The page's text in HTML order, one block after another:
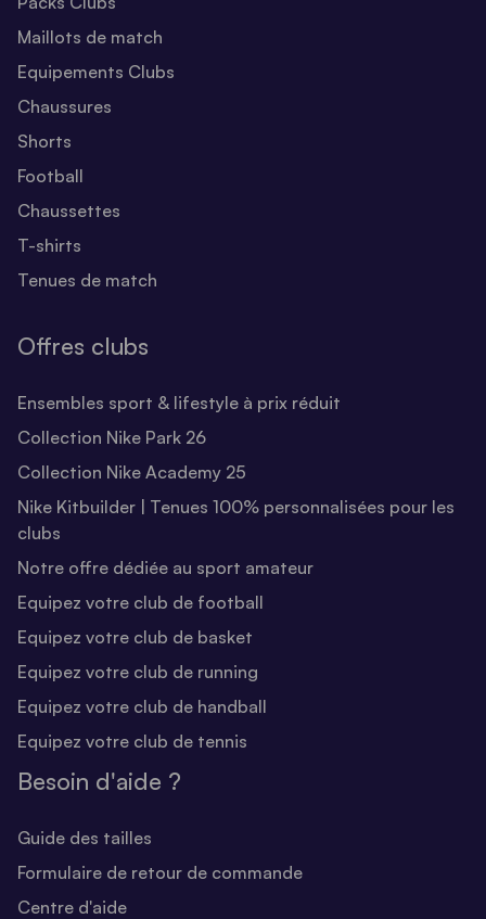
Maillots de match
Equipements Clubs
Chaussures
Shorts
Football
Chaussettes
T-shirts
Tenues de match
Offres clubs
Ensembles sport & lifestyle à prix réduit
Collection Nike Park 26
Collection Nike Academy 25
Nike Kitbuilder | Tenues 100% personnalisées pour les
clubs
Notre offre dédiée au sport amateur
Equipez votre club de football
Equipez votre club de basket
Equipez votre club de running
Equipez votre club de handball
Equipez votre club de tennis
Besoin d'aide ?
Guide des tailles
Formulaire de retour de commande
Centre d'aide